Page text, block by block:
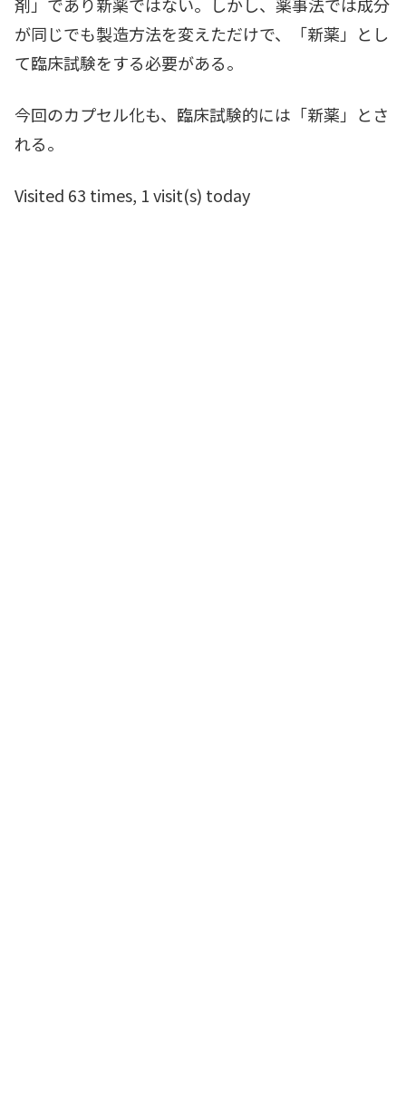
が同じでも製造方法を変えただけで、「新薬」とし
て臨床試験をする必要がある。
今回のカプセル化も、臨床試験的には「新薬」とさ
れる。
Visited 63 times, 1 visit(s) today